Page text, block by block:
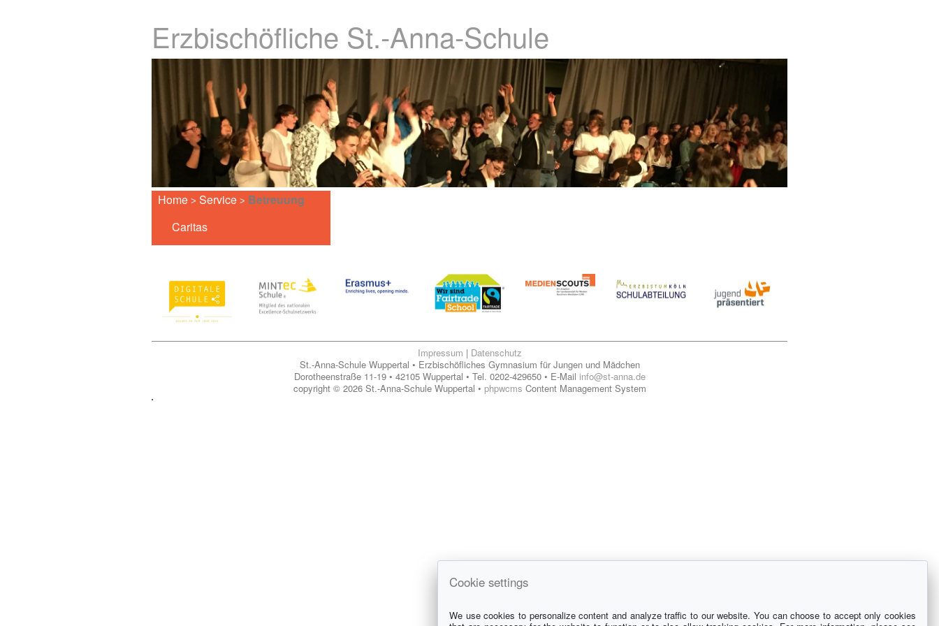
Erzbischöfliche St.-Anna-Schule
Home > Service > Betreuung
Caritas
Impressum | Datenschutz
St.-Anna-Schule Wuppertal • Erzbischöfliches Gymnasium für Jungen und Mädchen
Dorotheenstraße 11-19 • 42105 Wuppertal • Tel. 0202-429650 • E-Mail info@st-anna.de
copyright © 2026 St.-Anna-Schule Wuppertal • phpwcms Content Management System
Cookie settings
We use cookies to personalize content and analyze traffic to our website. You can choose to accept only cookies